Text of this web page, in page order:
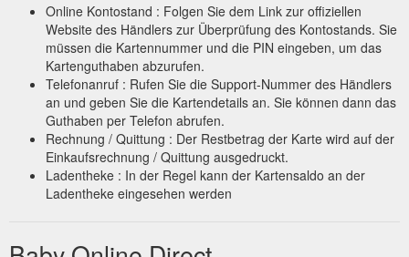
Online Kontostand : Folgen Sie dem Link zur offiziellen
Website des Händlers zur Überprüfung des Kontostands. Sie
müssen die Kartennummer und die PIN eingeben, um das
Kartenguthaben abzurufen.
Telefonanruf : Rufen Sie die Support-Nummer des Händlers
an und geben Sie die Kartendetails an. Sie können dann das
Guthaben per Telefon abrufen.
Rechnung / Quittung : Der Restbetrag der Karte wird auf der
Einkaufsrechnung / Quittung ausgedruckt.
Ladentheke : In der Regel kann der Kartensaldo an der
Ladentheke eingesehen werden